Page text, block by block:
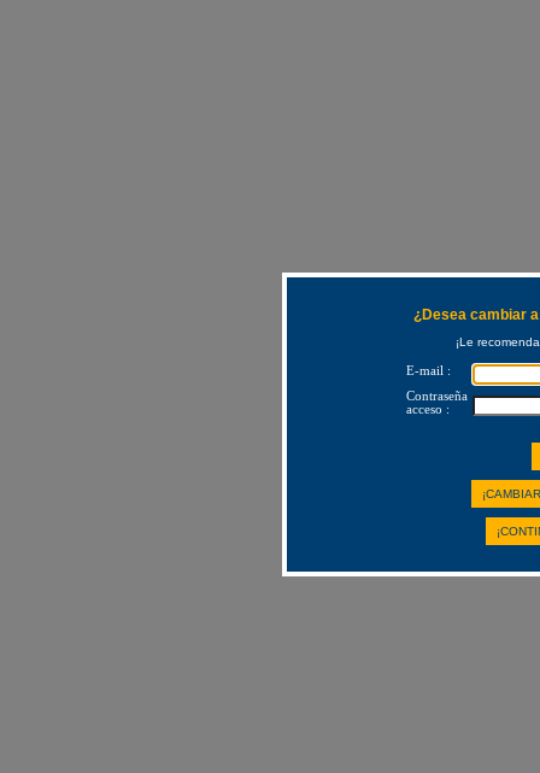
¿Desea cambiar
¡Le
E-mail :
Contraseña
acceso :